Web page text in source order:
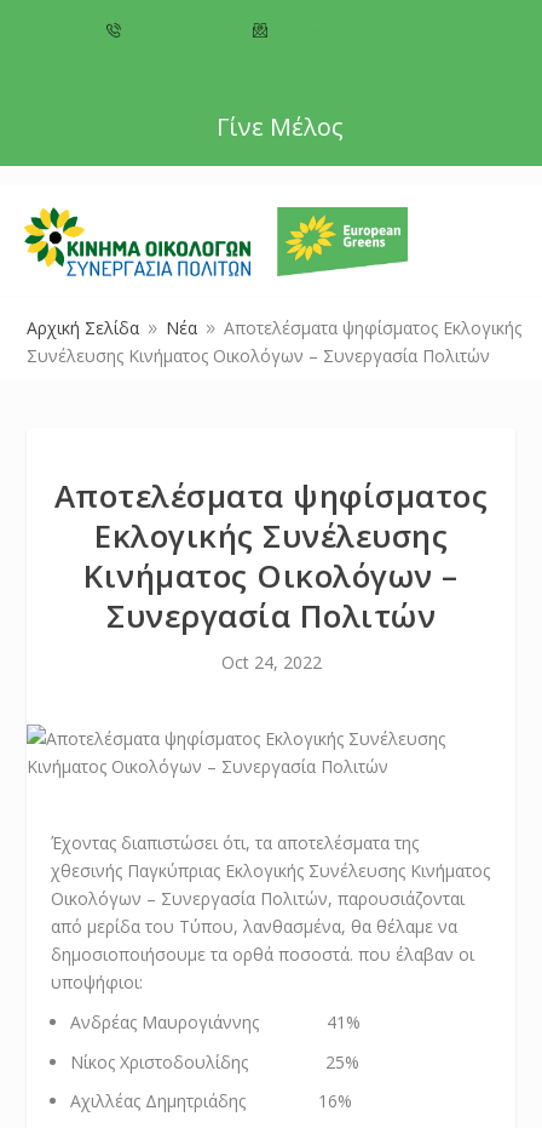
Γίνε Μέλος
Αρχική Σελίδα 9 Νέα 9 Αποτελέσματα ψηφίσματος Εκλογικής
Συνέλευσης Κινήματος Οικολόγων – Συνεργασία Πολιτών
Αποτελέσματα ψηφίσματος
Εκλογικής Συνέλευσης
Κινήματος Οικολόγων –
Συνεργασία Πολιτών
Oct 24, 2022
Έχοντας διαπιστώσει ότι, τα αποτελέσματα της
χθεσινής Παγκύπριας Εκλογικής Συνέλευσης Κινήματος
Οικολόγων – Συνεργασία Πολιτών, παρουσιάζονται
από μερίδα του Τύπου, λανθασμένα, θα θέλαμε να
δημοσιοποιήσουμε τα ορθά ποσοστά. που έλαβαν οι
υποψήφιοι:
Ανδρέας Μαυρογιάννης 41%
Νίκος Χριστοδουλίδης 25%
Αχιλλέας Δημητριάδης 16%